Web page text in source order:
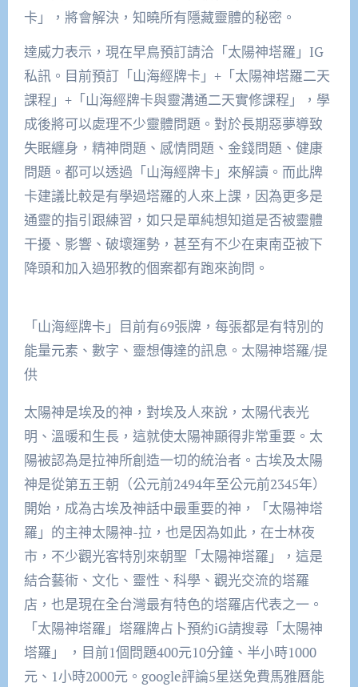
卡」，將會解決，知曉所有隱藏靈體的秘密。
達威力表示，現在早鳥預訂請洽「太陽神塔羅」IG
私訊。目前預訂「山海經牌卡」+「太陽神塔羅二天
課程」+「山海經牌卡與靈溝通二天實修課程」，學
成後將可以處理不少靈體問題。對於長期惡夢導致
失眠纏身，精神問題、感情問題、金錢問題、健康
問題。都可以透過「山海經牌卡」來解讀。而此牌
卡建議比較是有學過塔羅的人來上課，因為更多是
通靈的指引跟練習，如只是單純想知道是否被靈體
干擾、影響、破壞運勢，甚至有不少在東南亞被下
降頭和加入過邪教的個案都有跑來詢問。
「山海經牌卡」目前有69張牌，每張都是有特別的
能量元素、數字、靈想傳達的訊息。太陽神塔羅/提
供
太陽神是埃及的神，對埃及人來說，太陽代表光
明、溫暖和生長，這就使太陽神顯得非常重要。太
陽被認為是拉神所創造一切的統治者。古埃及太陽
神是從第五王朝（公元前2494年至公元前2345年）
開始，成為古埃及神話中最重要的神，「太陽神塔
羅」的主神太陽神-拉，也是因為如此，在士林夜
市，不少觀光客特別來朝聖「太陽神塔羅」，這是
結合藝術、文化、靈性、科學、觀光交流的塔羅
店，也是現在全台灣最有特色的塔羅店代表之一。
「太陽神塔羅」塔羅牌占卜預約iG請搜尋「太陽神
塔羅」 ，目前1個問題400元10分鐘、半小時1000
元、1小時2000元。google評論5星送免費馬雅曆能